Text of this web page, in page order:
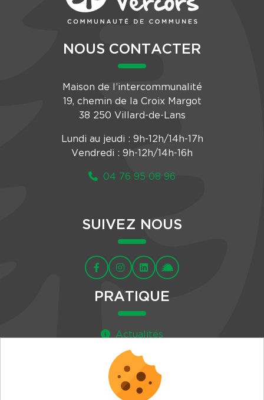
NOUS CONTACTER
Maison de l’intercommunalité
19, chemin de la Croix Margot
38 250 Villard-de-Lans
Lundi au jeudi : 9h-12h/14h-17h
Vendredi : 9h-12h/14h-16h
04 76 95 08 96
SUIVEZ NOUS
PRATIQUE
Actualités
Agenda
Newsletter